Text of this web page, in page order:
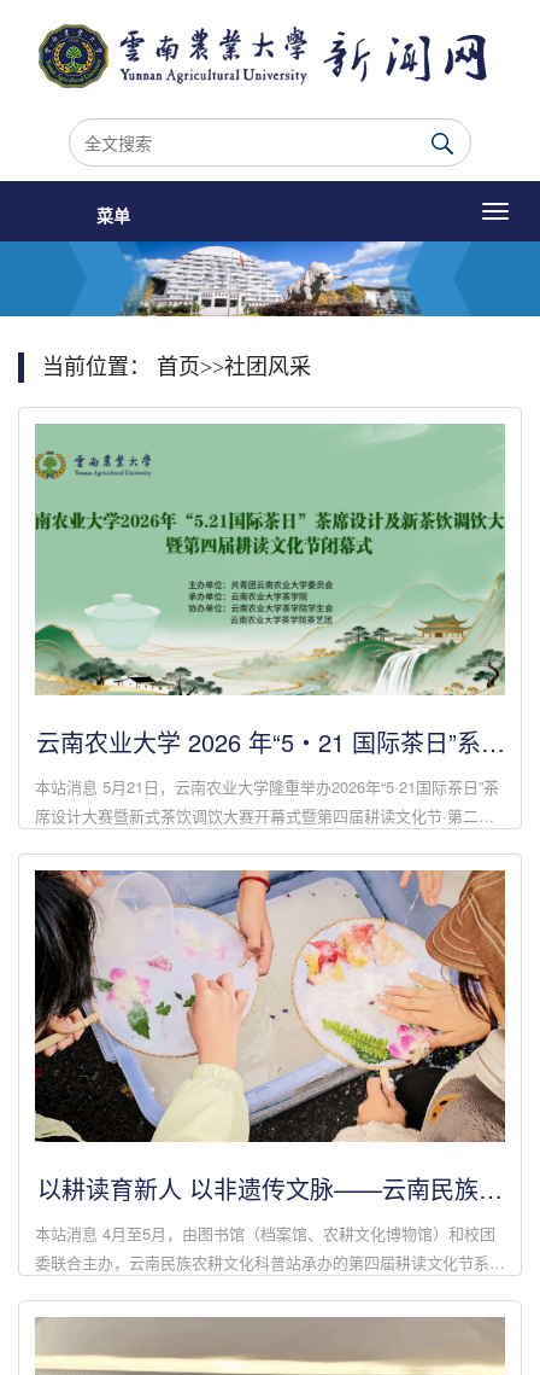
菜单
当前位置： 首页>>社团风采
云南农业大学 2026 年“5・21 国际茶日”系列
本站消息 5月21日，云南农业大学隆重举办2026年“5·21国际茶日”茶
席设计大赛暨新式茶饮调饮大赛开幕式暨第四届耕读文化节·第二十
“茶香耕读·青春创...
以耕读育新人 以非遗传文脉——云南民族农
文化节
本站消息 4月至5月，由图书馆（档案馆、农耕文化博物馆）和校团
委联合主办，云南民族农耕文化科普站承办的第四届耕读文化节系列
实践中感受传统技艺...